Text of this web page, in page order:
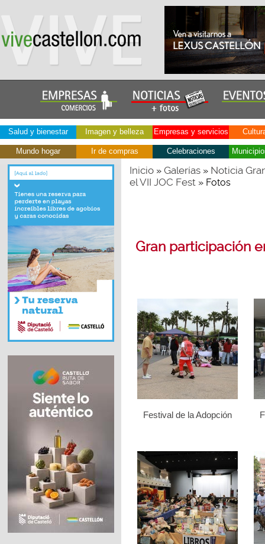
Salud y bienestar Imagen y belleza Empresas y servicios
Mundo hogar Ir de compras Celebraciones
Inicio» Galerías» Noticia
el VII JOC Fest» Fotos
Gran participación
Festival de la Adopción